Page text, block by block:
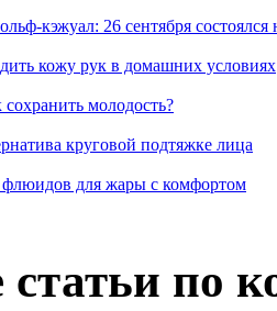
кэжуал: 26 сентября
кожу рук в домашних условиях
молодость?
круговой подтяжке лица
для жары с комфортом
по